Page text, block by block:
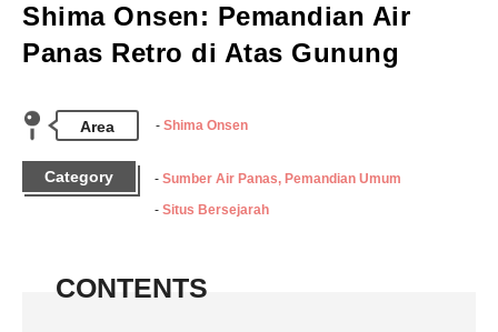
Shima Onsen: Pemandian Air
Panas Retro di Atas Gunung
Area Shima Onsen
Category
Sumber Air Panas, Pemandian Umum
Situs Bersejarah
CONTENTS